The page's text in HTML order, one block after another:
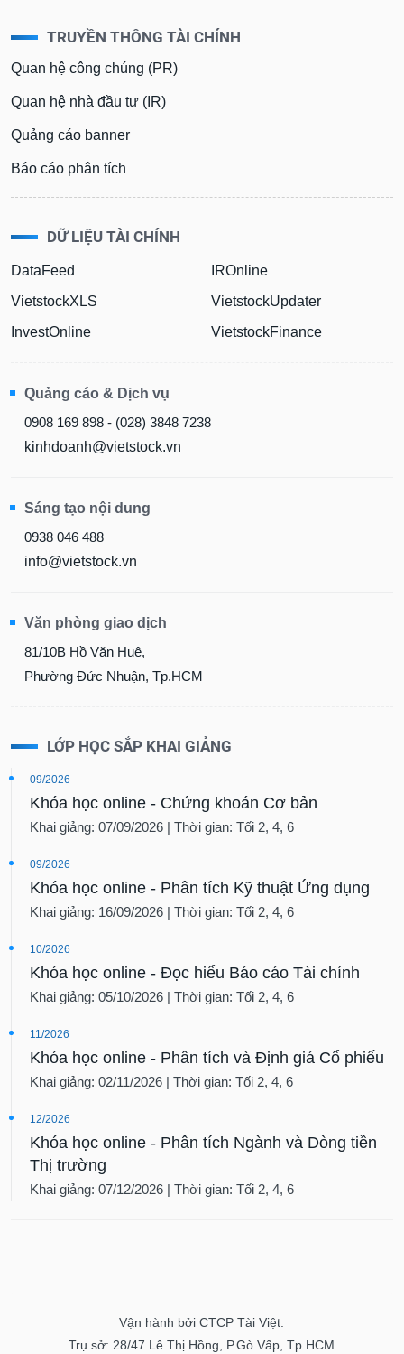
TRUYỀN THÔNG TÀI CHÍNH
Quan hệ công chúng (PR)
Quan hệ nhà đầu tư (IR)
Quảng cáo banner
Báo cáo phân tích
DỮ LIỆU TÀI CHÍNH
DataFeed
VietstockXLS
InvestOnline
IROnline
VietstockUpdater
VietstockFinance
Quảng cáo & Dịch vụ
0908 169 898 - (028) 3848 7238
kinhdoanh@vietstock.vn
Sáng tạo nội dung
0938 046 488
info@vietstock.vn
Văn phòng giao dịch
81/10B Hồ Văn Huê,
Phường Đức Nhuận, Tp.HCM
LỚP HỌC SẮP KHAI GIẢNG
09/2026
Khóa học online - Chứng khoán Cơ bản
Khai giảng: 07/09/2026 | Thời gian: Tối 2, 4, 6
09/2026
Khóa học online - Phân tích Kỹ thuật Ứng dụng
Khai giảng: 16/09/2026 | Thời gian: Tối 2, 4, 6
10/2026
Khóa học online - Đọc hiểu Báo cáo Tài chính
Khai giảng: 05/10/2026 | Thời gian: Tối 2, 4, 6
11/2026
Khóa học online - Phân tích và Định giá Cổ phiếu
Khai giảng: 02/11/2026 | Thời gian: Tối 2, 4, 6
12/2026
Khóa học online - Phân tích Ngành và Dòng tiền
Thị trường
Khai giảng: 07/12/2026 | Thời gian: Tối 2, 4, 6
Vận hành bởi CTCP Tài Việt.
Trụ sở: 28/47 Lê Thị Hồng, P.Gò Vấp, Tp.HCM